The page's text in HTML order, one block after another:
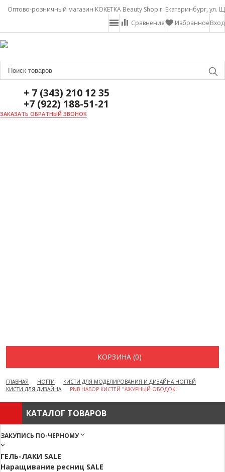
Оптово-розничный магазин KOKETKA Beauty Shop г. Екатеринбург, ул.
Вход
Избранное
Сравнение
+ 7 (343) 210 12 35
+7 (922) 188-51-21
ЗАКАЗАТЬ ОБРАТНЫЙ ЗВОНОК
КОРЗИНА (0)
ГЛАВНАЯ НОГТИ
КИСТИ ДЛЯ МОДЕЛИРОВАНИЯ И ДИЗАЙНА НОГТЕЙ
КИСТИ ДЛЯ ДИЗАЙНА
PNB НАБОР КИСТЕЙ "АЖУРНЫЙ ОБОДОК"
КАТАЛОГ ТОВАРОВ
ЗАКУПИСЬ ПО-ЧЕРНОМУ
ГЕЛЬ-ЛАКИ SALE
Наращивание ресниц SALE